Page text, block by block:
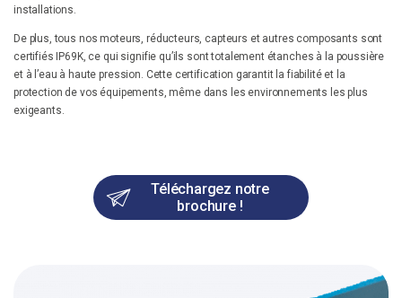
installations.
De plus, tous nos moteurs, réducteurs, capteurs et autres composants sont
certifiés IP69K, ce qui signifie qu’ils sont totalement étanches à la poussière
et à l’eau à haute pression. Cette certification garantit la fiabilité et la
protection de vos équipements, même dans les environnements les plus
exigeants.
Téléchargez notre
brochure !